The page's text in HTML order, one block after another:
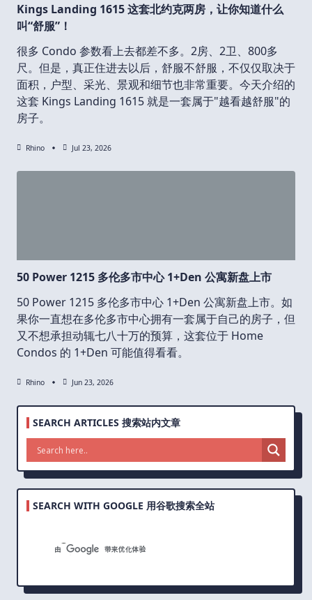
Kings Landing 1615 这套北约克两房，让你知道什么
叫“舒服”！
很多 Condo 参数看上去都差不多。2房、2卫、800多
尺。但是，真正住进去以后，舒服不舒服，不仅仅取决于
面积，户型、采光、景观和细节也非常重要。今天介绍的
这套 Kings Landing 1615 就是一套属于"越看越舒服"的
房子。
Rhino Jul 23, 2026
50 Power 1215 多伦多市中心 1+Den 公寓新盘上市
50 Power 1215 多伦多市中心 1+Den 公寓新盘上市。如
果你一直想在多伦多市中心拥有一套属于自己的房子，但
又不想承担动辄七八十万的预算，这套位于 Home
Condos 的 1+Den 可能值得看看。
Rhino Jun 23, 2026
SEARCH ARTICLES 搜索站内文章
SEARCH WITH GOOGLE 用谷歌搜索全站